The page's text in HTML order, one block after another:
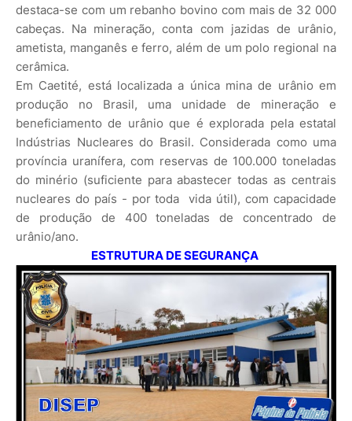
destaca-se com um rebanho bovino com mais de 32 000
cabeças. Na mineração, conta com jazidas de urânio,
ametista, manganês e ferro, além de um polo regional na
cerâmica.
Em Caetité, está localizada a única mina de urânio em
produção no Brasil, uma unidade de mineração e
beneficiamento de urânio que é explorada pela estatal
Indústrias Nucleares do Brasil. Considerada como uma
província uranífera, com reservas de 100.000 toneladas
do minério (suficiente para abastecer todas as centrais
nucleares do país - por toda vida útil), com capacidade
de produção de 400 toneladas de concentrado de
urânio/ano.
ESTRUTURA DE SEGURANÇA